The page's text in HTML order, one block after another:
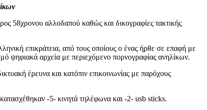
58χρονου αλλοδαπού καθώς και δικογραφίες τακτικής
επικράτεια, από τους οποίους ο ένας ήρθε σε επαφή με
ψηφιακά αρχεία με περιεχόμενο πορνογραφίας ανηλίκων.
έρευνα και κατόπιν επικοινωνίας με παρόχους
-5- κινητά τηλέφωνα και -2- usb sticks.